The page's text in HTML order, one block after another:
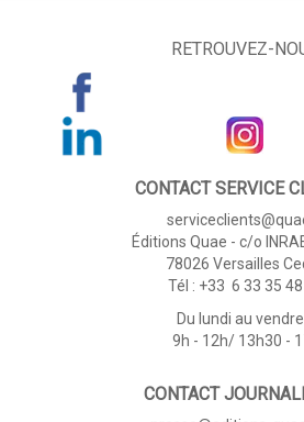
RETROUVEZ-
CONTACT SERVICE
Éditions Quae - c/o
78026 Versailles
Tél : +33 6 33 35
Du lundi au
9h - 12h/ 13h30 -
CONTACT